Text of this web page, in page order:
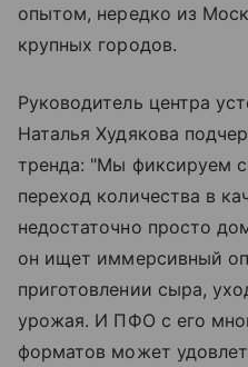
опытом, нередко из
крупных городов.
Руководитель центра
Наталья Худякова
тренда: "Мы фиксируем
переход количества в
недостаточно просто
он ищет иммерсивный
приготовлении сыра,
урожая. И ПФО с его
форматов может